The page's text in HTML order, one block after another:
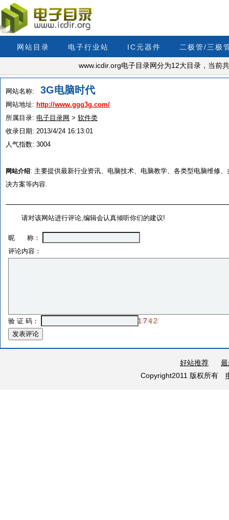
网站目录 电子行业站 IC元器件 二极管/三极
www.icdir.org电子目录网分为12大目录，当前
网站名称: 3G电脑时代
网站地址: http://www.ggg3g.com/
所属目录: 电子目录网 > 软件类
收录日期: 2013/4/24 16:13:01
人气指数: 3004
网站介绍: 主要提供最新行业资讯、电脑技术、电脑教学、各类型电脑维修
决方案等内容.
请对该网站进行评论,编辑会认真倾听你们的建议!
昵 称：
评论内容：
验 证 码：
好站推荐
Copyright2011 版权所有